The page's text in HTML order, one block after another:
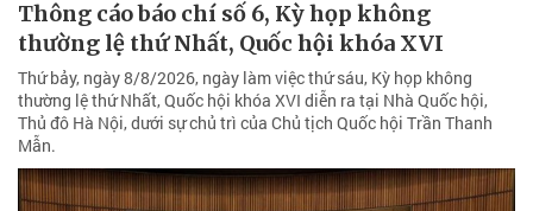
Thông cáo báo chí số 6, Kỳ họp không
thường lệ thứ Nhất, Quốc hội khóa XVI
Thứ bảy, ngày 8/8/2026, ngày làm việc thứ sáu, Kỳ họp không
thường lệ thứ Nhất, Quốc hội khóa XVI diễn ra tại Nhà Quốc hội,
Thủ đô Hà Nội, dưới sự chủ trì của Chủ tịch Quốc hội Trần Thanh
Mẫn.